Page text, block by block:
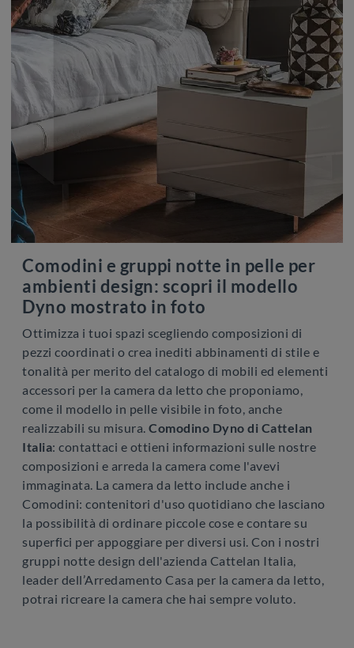
Comodini e gruppi notte in pelle per
ambienti design: scopri il modello
Dyno mostrato in foto
Ottimizza i tuoi spazi scegliendo composizioni di
pezzi coordinati o crea inediti abbinamenti di stile e
tonalità per merito del catalogo di mobili ed elementi
accessori per la camera da letto che proponiamo,
come il modello in pelle visibile in foto, anche
realizzabili su misura. Comodino Dyno di Cattelan
Italia: contattaci e ottieni informazioni sulle nostre
composizioni e arreda la camera come l'avevi
immaginata. La camera da letto include anche i
Comodini: contenitori d'uso quotidiano che lasciano
la possibilità di ordinare piccole cose e contare su
superfici per appoggiare per diversi usi. Con i nostri
gruppi notte design dell'azienda Cattelan Italia,
leader dell’Arredamento Casa per la camera da letto,
potrai ricreare la camera che hai sempre voluto.